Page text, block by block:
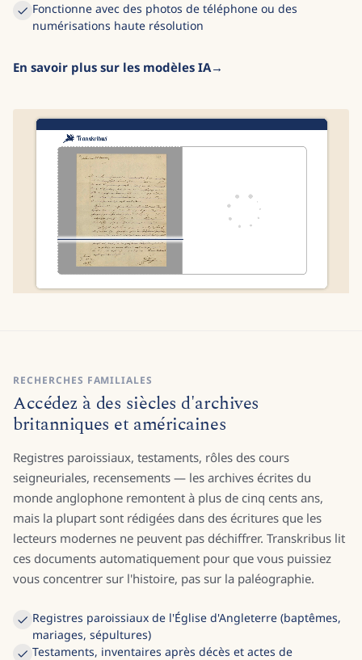
Fonctionne avec des photos de téléphone ou des
numérisations haute résolution
En savoir plus sur les modèles IA
RECHERCHES FAMILIALES
Accédez à des siècles d'archives
britanniques et américaines
Registres paroissiaux, testaments, rôles des cours
seigneuriales, recensements — les archives écrites du
monde anglophone remontent à plus de cinq cents ans,
mais la plupart sont rédigées dans des écritures que les
lecteurs modernes ne peuvent pas déchiffrer. Transkribus lit
ces documents automatiquement pour que vous puissiez
vous concentrer sur l'histoire, pas sur la paléographie.
Registres paroissiaux de l'Église d'Angleterre (baptêmes,
mariages, sépultures)
Testaments, inventaires après décès et actes de